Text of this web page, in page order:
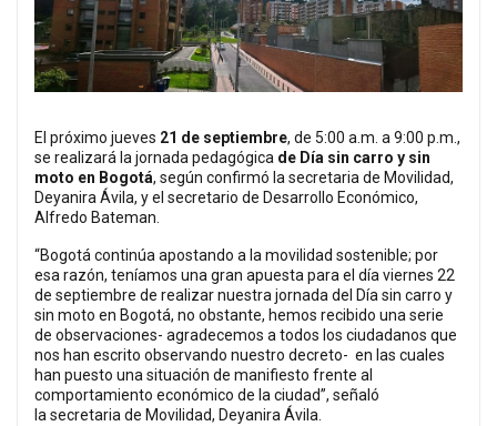
El próximo jueves 21 de septiembre, de 5:00 a.m. a 9:00 p.m.,
se realizará la jornada pedagógica de Día sin carro y sin
moto en Bogotá, según confirmó la secretaria de Movilidad,
Deyanira Ávila, y el secretario de Desarrollo Económico,
Alfredo Bateman.
“Bogotá continúa apostando a la movilidad sostenible; por
esa razón, teníamos una gran apuesta para el día viernes 22
de septiembre de realizar nuestra jornada del Día sin carro y
sin moto en Bogotá, no obstante, hemos recibido una serie
de observaciones- agradecemos a todos los ciudadanos que
nos han escrito observando nuestro decreto- en las cuales
han puesto una situación de manifiesto frente al
comportamiento económico de la ciudad”, señaló
la secretaria de Movilidad, Deyanira Ávila.